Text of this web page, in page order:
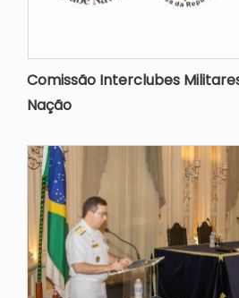
Comissão Interclubes
Nação